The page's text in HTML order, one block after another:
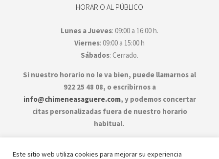
HORARIO AL PÚBLICO
Lunes a Jueves: 09:00 a 16:00 h.
Viernes: 09:00 a 15:00 h
Sábados: Cerrado.
Si nuestro horario no le va bien, puede llamarnos al
922 25 48 08, o escribirnos a
info@chimeneasaguere.com, y podemos concertar
citas personalizadas fuera de nuestro horario
habitual.
Este sitio web utiliza cookies para mejorar su experiencia